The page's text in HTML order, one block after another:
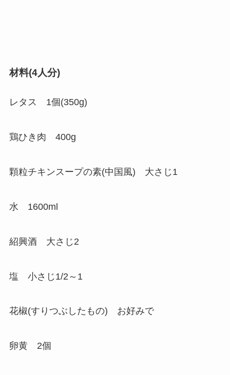
材料(4人分)
レタス 1個(350g)
鶏ひき肉 400g
顆粒チキンスープの素(中国風) 大さじ1
水 1600ml
紹興酒 大さじ2
塩 小さじ1/2～1
花椒(すりつぶしたもの) お好みで
卵黄 2個